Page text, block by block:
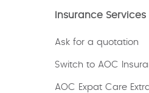
Insurance Services
Ask for a quotation
Switch to AOC
AOC Expat Care